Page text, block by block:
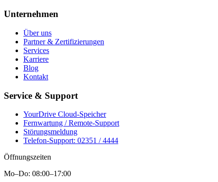
Unternehmen
Über uns
Partner & Zertifizierungen
Services
Karriere
Blog
Kontakt
Service & Support
YourDrive Cloud-Speicher
Fernwartung / Remote-Support
Störungsmeldung
Telefon-Support: 02351 / 4444
Öffnungszeiten
Mo–Do: 08:00–17:00